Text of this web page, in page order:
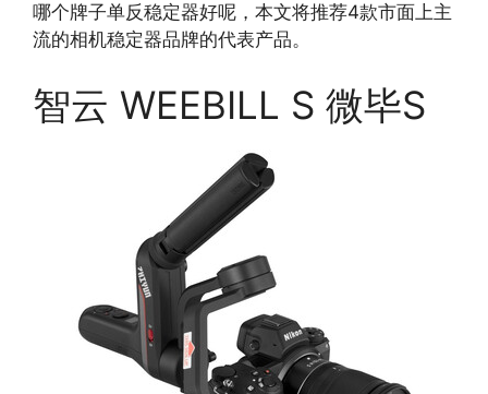
哪个牌子单反稳定器好呢，本文将推荐4款市面上主
流的相机稳定器品牌的代表产品。
智云 WEEBILL S 微毕S